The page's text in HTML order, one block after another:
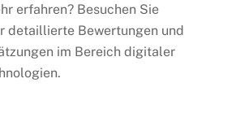
erfahren? Besuchen Sie
detaillierte Bewertungen und
im Bereich digitaler